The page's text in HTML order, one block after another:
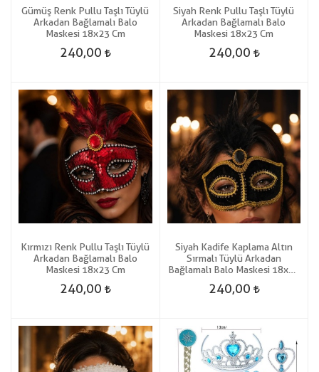
Gümüş Renk Pullu Taşlı Tüylü
Arkadan Bağlamalı Balo
Maskesi 18x23 Cm
240,00
Siyah Renk Pullu Taşlı Tüylü
Arkadan Bağlamalı Balo
Maskesi 18x23 Cm
240,00
Kırmızı Renk Pullu Taşlı Tüylü
Arkadan Bağlamalı Balo
Maskesi 18x23 Cm
240,00
Siyah Kadife Kaplama Altın
Sırmalı Tüylü Arkadan
Bağlamalı Balo Maskesi 18x23
240,00